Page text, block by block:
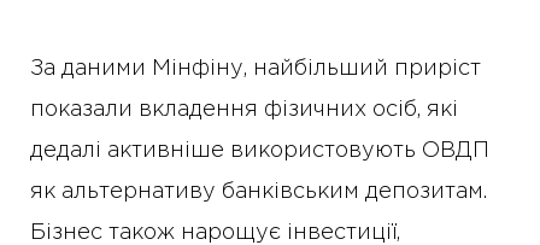
За даними Мінфіну, найбільший приріст
показали вкладення фізичних осіб, які
дедалі активніше використовують ОВДП
як альтернативу банківським депозитам.
Бізнес також нарощує інвестиції,